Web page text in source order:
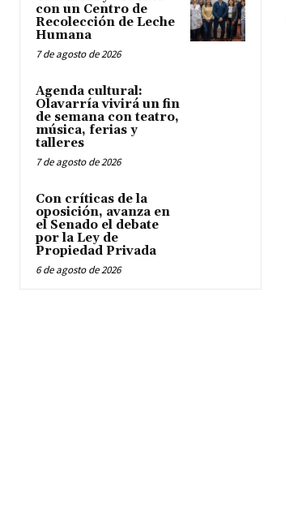
con un Centro de
Recolección de Leche
Humana
7 de agosto de 2026
Agenda cultural:
Olavarría vivirá un fin
de semana con teatro,
música, ferias y
talleres
7 de agosto de 2026
Con críticas de la
oposición, avanza en
el Senado el debate
por la Ley de
Propiedad Privada
6 de agosto de 2026